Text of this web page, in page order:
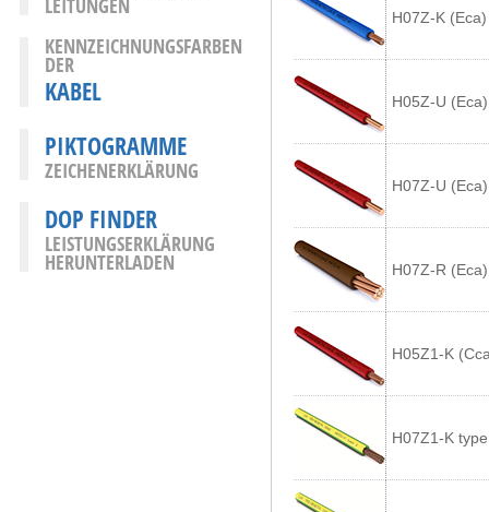
LEITUNGEN
KENNZEICHNUNGSFARBEN
DER
KABEL
PIKTOGRAMME
ZEICHENERKLÄRUNG
DOP FINDER
LEISTUNGSERKLÄRUNG
HERUNTERLADEN
H07Z-K (Eca)
H05Z-U (Eca)
H07Z-U (Eca)
H07Z-R (Eca)
H05Z1-K
H07Z1-K